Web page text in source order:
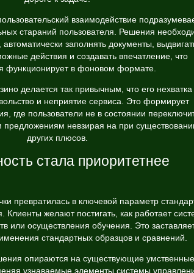
взаимодействие
стараний пользователя. Решения
заполнять документы,
действия и создавать впечатление, что
функционирует в фоновом формате.
делается так привычным, что его нехватка
и неприятие сервиса. Это формирует
где пользователи не в состоянии
невзирая на при
других плюсов.
стала приоритетнее
превратилась в ключевой параметр
Клиенты желают постигать, как работает
или осуществления обучения. Это
стандартных образцов и сравнений.
опираются на существующие умственные
узнаваемые элементы системы